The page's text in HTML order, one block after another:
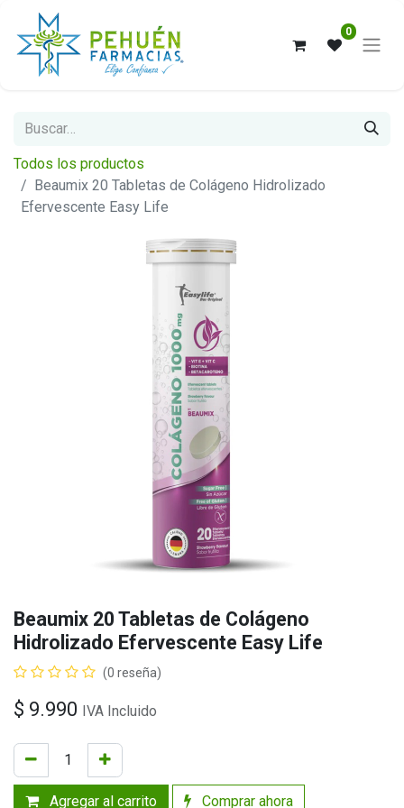
0
Todos los productos
Beaumix 20 Tabletas de Colágeno Hidrolizado
Efervescente Easy Life
Beaumix 20 Tabletas de Colágeno
Hidrolizado Efervescente Easy Life
(0 reseña)
$ 9.990 IVA Incluido
Agregar al carrito Comprar ahora